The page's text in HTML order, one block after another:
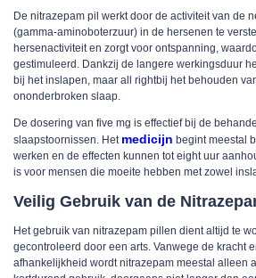
De nitrazepam pil werkt door de activiteit van de
(gamma-aminoboterzuur) in de hersenen te
hersenactiviteit en zorgt voor ontspanning,
gestimuleerd. Dankzij de langere werkingsduur
bij het inslapen, maar all rightbij het behouden
ononderbroken slaap.
De dosering van five mg is effectief bij de
slaapstoornissen. Het medicijn begint meestal
werken en de effecten kunnen tot eight uur
is voor mensen die moeite hebben met zowel
Veilig Gebruik van de
Het gebruik van nitrazepam pillen dient altijd te
gecontroleerd door een arts. Vanwege de kracht
afhankelijkheid wordt nitrazepam meestal alleen